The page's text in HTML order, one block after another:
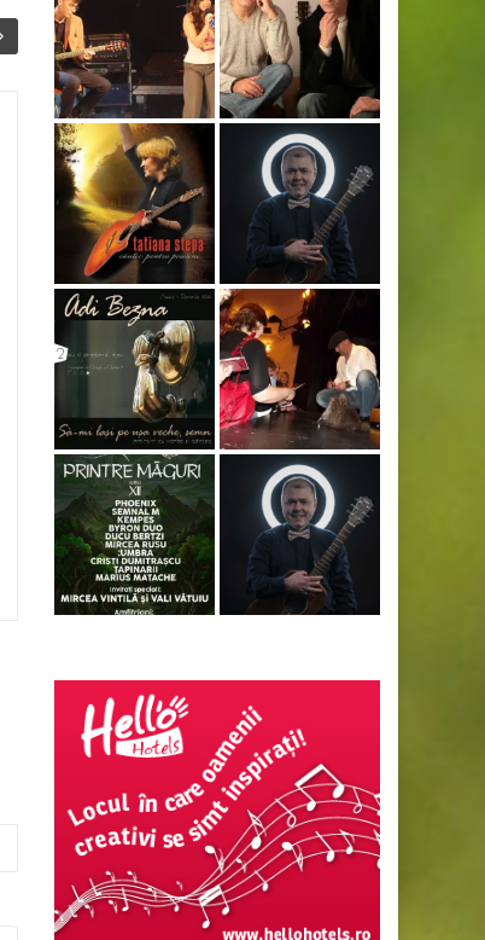
29
APR
Dacii liberi
Pe cei de la Dacii liberi cred
că i-am văzut prima dată la
Tecuci acum vreo 4-5 ani și
recunosc că nu m-au
impresionat. Erau multe...
Noutati Read More